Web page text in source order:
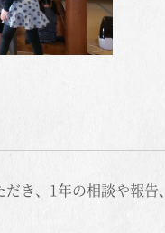
き、1年の相談や報告